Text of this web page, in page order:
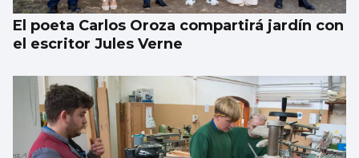
El poeta Carlos Oroza compartirá jardín con
el escritor Jules Verne